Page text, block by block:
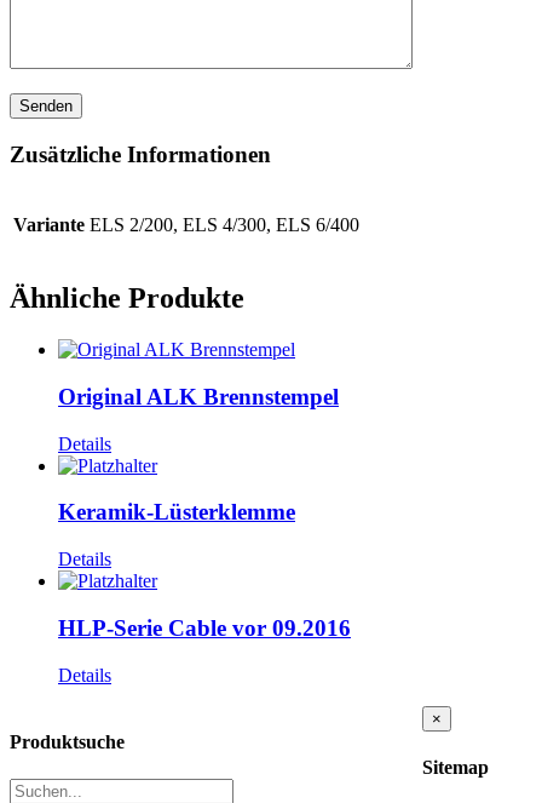
Zusätzliche Informationen
Variante ELS 2/200, ELS 4/300, ELS 6/400
Ähnliche Produkte
Original ALK Brennstempel
Details
Keramik-Lüsterklemme
Details
HLP-Serie Cable vor 09.2016
Details
Produktsuche
Close
product
view
×
Sitemap